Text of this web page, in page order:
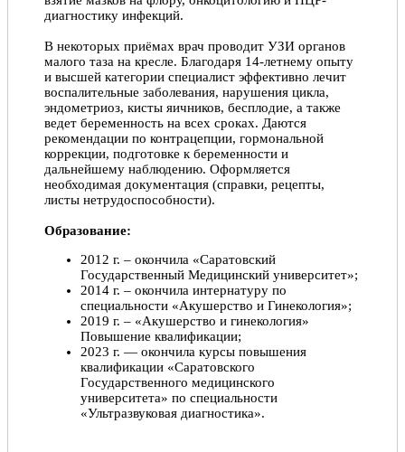
диагностику инфекций.
В некоторых приёмах врач проводит УЗИ органов
малого таза на кресле. Благодаря 14-летнему опыту
и высшей категории специалист эффективно лечит
воспалительные заболевания, нарушения цикла,
эндометриоз, кисты яичников, бесплодие, а также
ведет беременность на всех сроках. Даются
рекомендации по контрацепции, гормональной
коррекции, подготовке к беременности и
дальнейшему наблюдению. Оформляется
необходимая документация (справки, рецепты,
листы нетрудоспособности).
Образование:
2012 г. – окончила «Саратовский
Государственный Медицинский университет»;
2014 г. – окончила интернатуру по
специальности «Акушерство и Гинекология»;
2019 г. – «Акушерство и гинекология»
Повышение квалификации;
2023 г. — окончила курсы повышения
квалификации «Саратовского
Государственного медицинского
университета» по специальности
«Ультразвуковая диагностика».